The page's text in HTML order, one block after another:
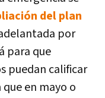
del plan
por
para que
puedan calificar
en mayo o